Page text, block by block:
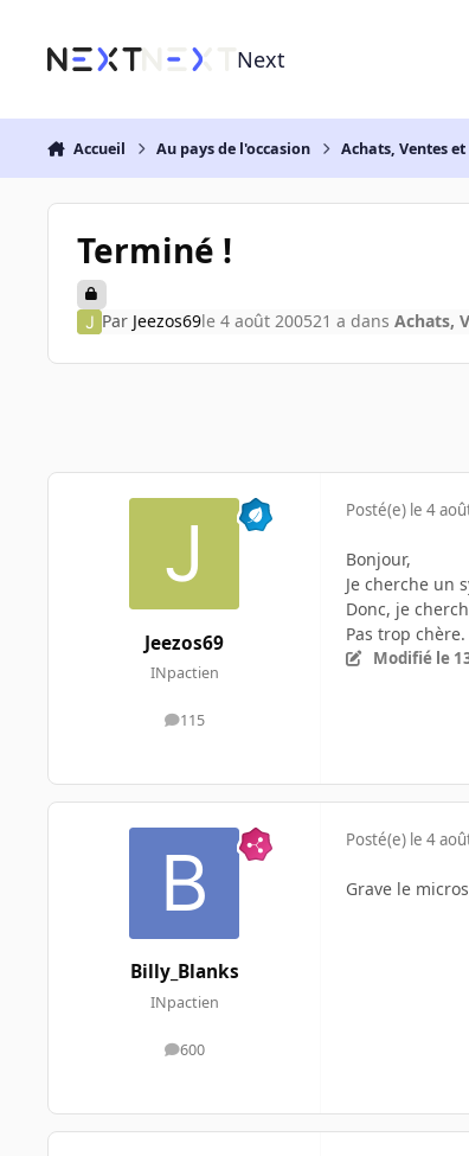
Next
Accueil Au pays de l'occasion Achats, Ventes
Terminé !
Par Jeezos69le 4 août 200521 a dans Achats,
Jeezos69
INpactien
115
messages
Posté(e) le 4
Bonjour,
Je cherche un
Donc, je
Pas trop chère.
Modifié le
Billy_Blanks
INpactien
600
messages
Posté(e) le 4
Grave le